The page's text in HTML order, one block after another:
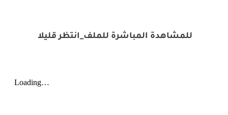
للمشاهدة المباشرة للملف_انتظر قليلا